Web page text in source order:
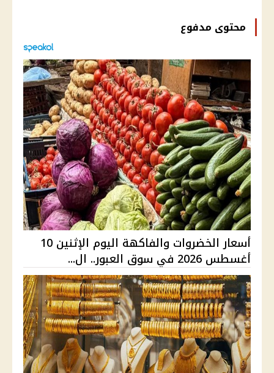
محتوى مدفوع
أسعار الخضروات والفاكهة اليوم الإثنين 10
أغسطس 2026 في سوق العبور.. ال...